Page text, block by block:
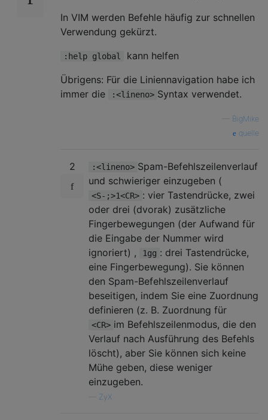
In VIM werden Befehle häufig zur schnellen
Verwendung gekürzt.
:help global
kann helfen
Übrigens: Für die Liniennavigation habe ich
immer die
:<lineno> Syntax verwendet.
BigMike
quelle
2 :<lineno> Spam-Befehlszeilenverlauf
und schwieriger einzugeben (
<S-;>1<CR> : vier Tastendrücke, zwei
oder drei (dvorak) zusätzliche
Fingerbewegungen (der Aufwand für
die Eingabe der Nummer wird
ignoriert) ,
1gg : drei Tastendrücke,
eine Fingerbewegung). Sie können
den Spam-Befehlszeilenverlauf
beseitigen, indem Sie eine Zuordnung
definieren (z. B. Zuordnung für
<CR> im Befehlszeilenmodus, die den
Verlauf nach Ausführung des Befehls
löscht), aber Sie können sich keine
Mühe geben, diese weniger
einzugeben.
ZyX